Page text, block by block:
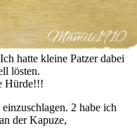
hatte kleine Patzer dabei
lösten.
Hürde!!!
2 habe ich
der Kapuze,